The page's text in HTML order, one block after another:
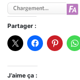
Partager :
J’aime ça :